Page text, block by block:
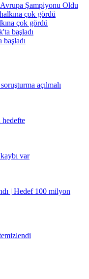
Şampiyonu Oldu
çok gördü
açılmalı
hedefte
var
| Hedef 100 milyon